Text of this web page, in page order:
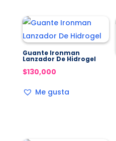
Guante Ironman
Lanzador De Hidrogel
$130,000
Me gusta